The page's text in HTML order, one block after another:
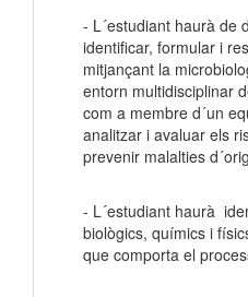
- L´estudiant haurà de
identificar, formular i
mitjançant la
entorn multidisciplinar
com a membre d´un
analitzar i avaluar els
prevenir malalties
- L´estudiant haurà
biològics, químics i
que comporta el